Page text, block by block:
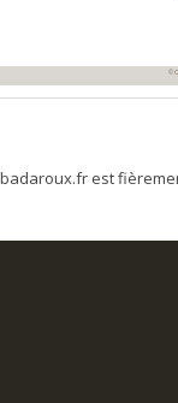
©
badaroux.fr est